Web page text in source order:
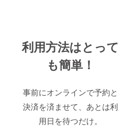
利用方法はとって
も簡単！
事前にオンラインで予約と
決済を済ませて、あとは利
用日を待つだけ。